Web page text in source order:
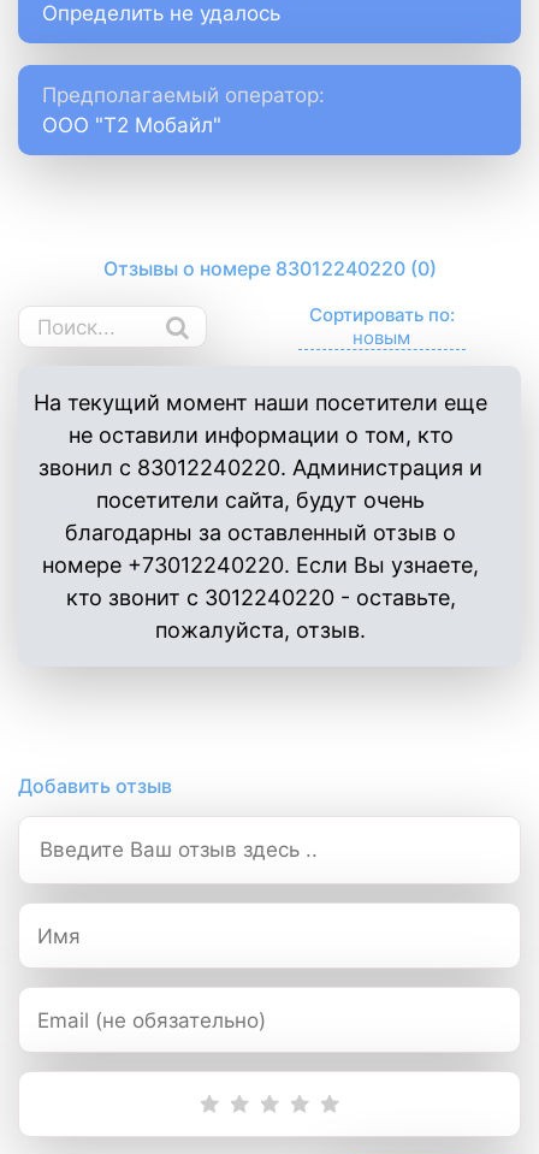
Определить не удалось
Предполагаемый оператор:
ООО "Т2 Мобайл"
Отзывы о номере 83012240220 (0)
Сортировать по:
На текущий момент наши посетители еще
не оставили информации о том, кто
звонил с 83012240220. Администрация и
посетители сайта, будут очень
благодарны за оставленный отзыв о
номере +73012240220. Если Вы узнаете,
кто звонит с 3012240220 - оставьте,
пожалуйста, отзыв.
Добавить отзыв